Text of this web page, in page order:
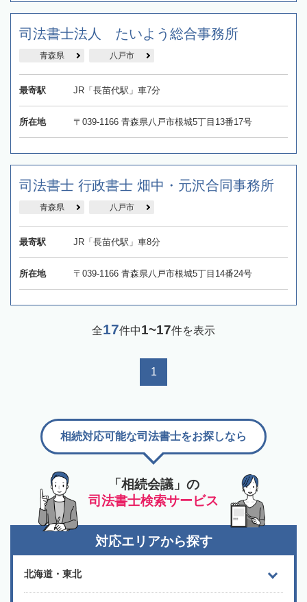
司法書士法人 たいよう総合事務所
青森県 八戸市
最寄駅 JR「長苗代駅」車7分
所在地 〒039-1166 青森県八戸市根城5丁目13番17号
司法書士 行政書士 畑中・元沢合同事務所
青森県 八戸市
最寄駅 JR「長苗代駅」車8分
所在地 〒039-1166 青森県八戸市根城5丁目14番24号
全17件中1~17件を表示
1
「相続会議」の
司法書士検索サービス
相続対応可能な司法書士をお探しなら
対応エリアから探す
北海道・東北